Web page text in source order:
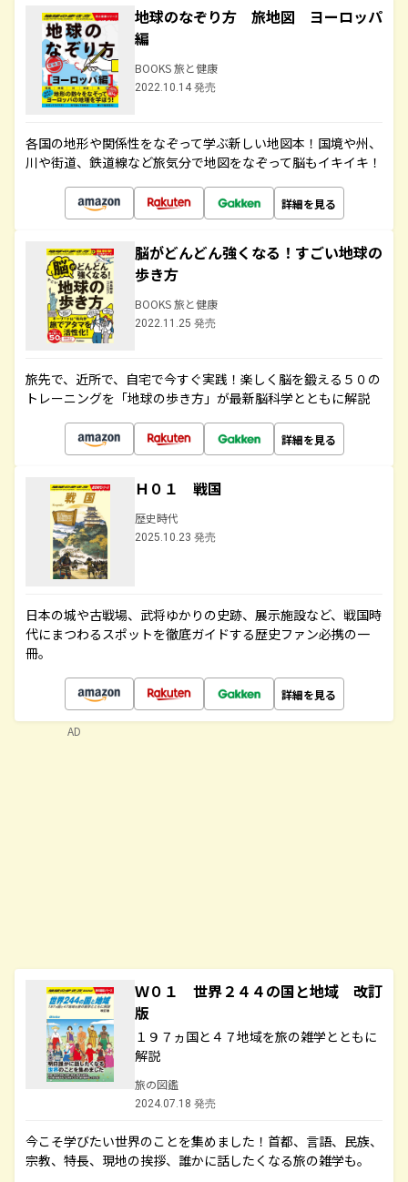
地球のなぞり方 旅地図 ヨーロッパ
編
BOOKS 旅と健康
2022.10.14 発売
各国の地形や関係性をなぞって学ぶ新しい地図本！国境や州、
川や街道、鉄道線など旅気分で地図をなぞって脳もイキイキ！
詳細を見る
脳がどんどん強くなる！すごい地球の
歩き方
BOOKS 旅と健康
2022.11.25 発売
旅先で、近所で、自宅で今すぐ実践！楽しく脳を鍛える５０の
トレーニングを「地球の歩き方」が最新脳科学とともに解説
詳細を見る
Ｈ０１ 戦国
歴史時代
2025.10.23 発売
日本の城や古戦場、武将ゆかりの史跡、展示施設など、戦国時
代にまつわるスポットを徹底ガイドする歴史ファン必携の一
冊。
詳細を見る
Ｗ０１ 世界２４４の国と地域 改訂
版
１９７ヵ国と４７地域を旅の雑学とともに
解説
旅の図鑑
2024.07.18 発売
今こそ学びたい世界のことを集めました！首都、言語、民族、
宗教、特長、現地の挨拶、誰かに話したくなる旅の雑学も。
AD